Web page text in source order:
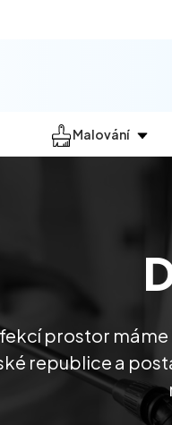
Malování
Malování
Malování
prostor
republice a